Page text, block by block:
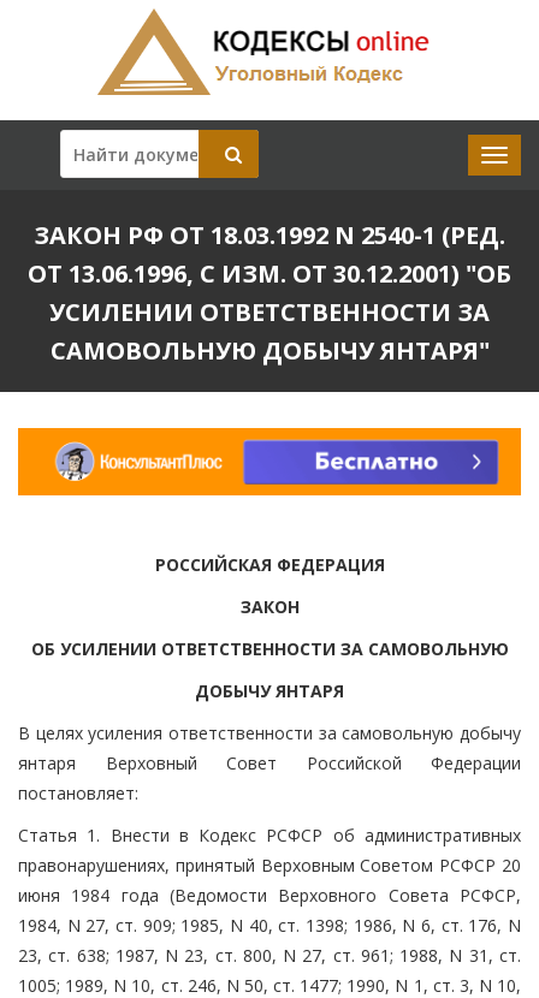
ЗАКОН РФ ОТ 18.03.1992 N 2540-1 (РЕД.
ОТ 13.06.1996, С ИЗМ. ОТ 30.12.2001) "ОБ
УСИЛЕНИИ ОТВЕТСТВЕННОСТИ ЗА
САМОВОЛЬНУЮ ДОБЫЧУ ЯНТАРЯ"
РОССИЙСКАЯ ФЕДЕРАЦИЯ
ЗАКОН
ОБ УСИЛЕНИИ ОТВЕТСТВЕННОСТИ ЗА САМОВОЛЬНУЮ
ДОБЫЧУ ЯНТАРЯ
В целях усиления ответственности за самовольную добычу
янтаря Верховный Совет Российской Федерации
постановляет:
Статья 1. Внести в Кодекс РСФСР об административных
правонарушениях, принятый Верховным Советом РСФСР 20
июня 1984 года (Ведомости Верховного Совета РСФСР,
1984, N 27, ст. 909; 1985, N 40, ст. 1398; 1986, N 6, ст. 176, N
23, ст. 638; 1987, N 23, ст. 800, N 27, ст. 961; 1988, N 31, ст.
1005; 1989, N 10, ст. 246, N 50, ст. 1477; 1990, N 1, ст. 3, N 10,